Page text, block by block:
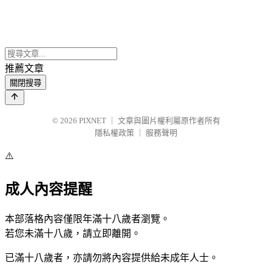
推薦文章
關閉搜尋
© 2026 PIXNET
文章與圖片權利屬原作者所有
隱私權政策
服務聲明
⚠️
成人內容提醒
本部落格內容僅限年滿十八歲者瀏覽。
若您未滿十八歲，請立即離開。
已滿十八歲者，亦請勿將內容提供給未成年人士。